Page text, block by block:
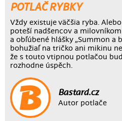
POTLAČ RYBKY
Vždy existuje väčšia ryba.
poteší nadšencov a
a obľúbené hlášky „Summon a
bohužiaľ na tričko ani mikinu
že s touto vtipnou potlačou
rozhodne úspěch.
Bastard.cz
Autor potlače